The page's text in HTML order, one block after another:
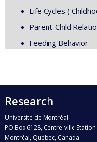
Life Cycles (
Parent-Child
Feeding Behavior
Research
Université de Montréal
PO Box 6128, Centre-ville Station
Montréal, Québec, Canada